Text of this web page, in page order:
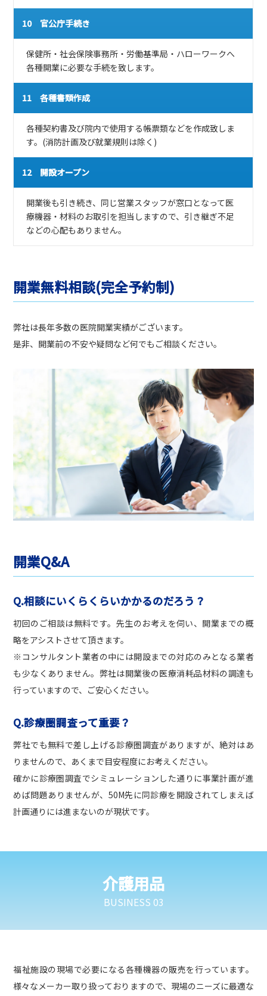
10 官公庁手続き
保健所・社会保険事務所・労働基準局・ハローワークへ
各種開業に必要な手続を致します。
11 各種書類作成
各種契約書及び院内で使用する帳票類などを作成致しま
す。(消防計画及び就業規則は除く)
12 開設オープン
開業後も引き続き、同じ営業スタッフが窓口となって医
療機器・材料のお取引を担当しますので、引き継ぎ不足
などの心配もありません。
開業無料相談(完全予約制)
弊社は長年多数の医院開業実績がございます。
是非、開業前の不安や疑問など何でもご相談ください。
開業Q&A
Q.相談にいくらくらいかかるのだろう？
初回のご相談は無料です。先生のお考えを伺い、開業までの概
略をアシストさせて頂きます。
※コンサルタント業者の中には開設までの対応のみとなる業者
も少なくありません。弊社は開業後の医療消耗品材料の調達も
行っていますので、ご安心ください。
Q.診療圏調査って重要？
弊社でも無料で差し上げる診療圏調査がありますが、絶対はあ
りませんので、あくまで目安程度にお考えください。
確かに診療圏調査でシミュレーションした通りに事業計画が進
めば問題ありませんが、50M先に同診療を開設されてしまえば
計画通りには進まないのが現状です。
介護用品
BUSINESS 03
福祉施設の現場で必要になる各種機器の販売を行っています。
様々なメーカー取り扱っておりますので、現場のニーズに最適な